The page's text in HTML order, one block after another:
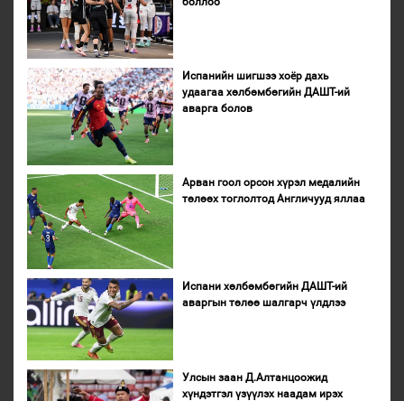
Испанийн шигшээ хоёр дахь
удаагаа хөлбөмбөгийн ДАШТ-ий
аварга болов
Арван гоол орсон хүрэл медалийн
төлөөх тоглолтод Англичууд яллаа
Испани хөлбөмбөгийн ДАШТ-ий
аваргын төлөө шалгарч үлдлээ
Улсын заан Д.Алтанцоожид
хүндэтгэл үзүүлэх наадам ирэх